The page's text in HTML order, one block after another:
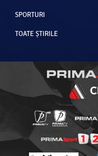
SPORTURI
TOATE ȘTIRILE